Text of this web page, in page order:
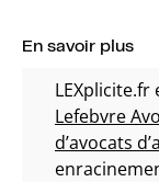
En savoir plus
Lefebvre
d’avocats